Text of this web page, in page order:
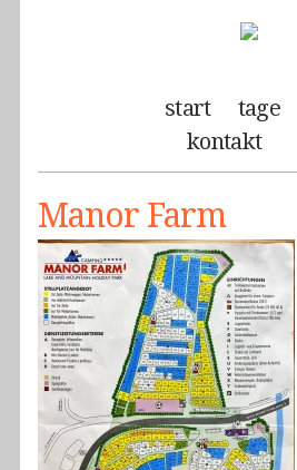
start tage
kontakt
Manor Farm